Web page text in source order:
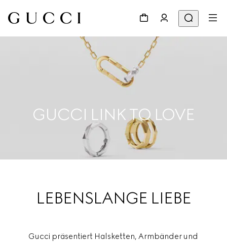
GUCCI LINK TO LOVE
LEBENSLANGE LIEBE
Gucci präsentiert Halsketten, Armbänder und